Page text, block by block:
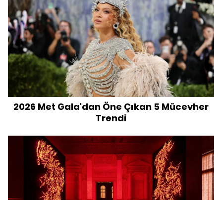
2026 Met Gala'dan Öne Çıkan 5 Mücevher
Trendi